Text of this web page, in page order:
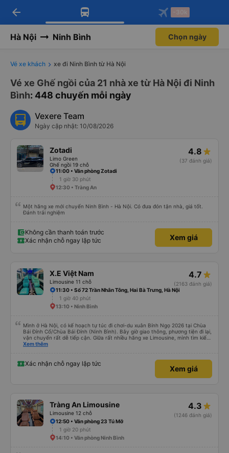
Tải app Vexere ngay!
Nhận ưu đãi thành viên độc
Mở app
Tải app Vexere
-30k/ghế khi đặt vé máy bay qua
Mở app
arrow_back -30k
Hà Nội Ninh Bình Chọn ngày
Vé xe khách xe đi Ninh Bình từ Hà Nội
Vé xe Ghế ngồi của 21 nhà xe từ Hà Nội đi Ninh
Bình: 448 chuyến mỗi ngày
Vexere Team
Ngày cập nhật: 10/08/2026
Zotadi
Limo Green
Ghế ngồi 19 chỗ
4.8
(37 đánh giá)
11:00 • Văn phòng Zotadi
1 giờ 30 phút
12:30 • Tràng An
Một hãng xe mới chuyến Ninh Bình - Hà Nội. Có đưa đón tận nhà, giá tốt.
Đánh trải nghiệm
Không cần thanh toán trước
Xác nhận chỗ ngay lập tức
Xem giá
X.E Việt Nam
Limousine 11 chỗ
4.7
(2163 đánh giá)
11:30 • Số 72 Trần Nhân Tông, Hai Bà Trưng, Hà Nội
1 giờ 40 phút
13:10 • Ninh Bình
Mình ở Hà Nội, có kế hoạch tự túc đi chơi-du xuân Bính Ngọ 2026 tại Chùa
Bái Đính Cổ/Chùa Bái Đính (Ninh Bình). Bây giờ giao thông, phương tiện đi lại,
vận chuyển rất dễ tiếp cận. Giữa rất nhiều hãng xe Limousine, mình tìm kiếm
trên Vexere và chốt được lịch phù hợp với hãng xe X.E Việt Nam. Giá vé lượt
phường Hoa Lư đến Chùa Bái Đính, phường Tây Hoa Lư khoảng cách là
~20km, hãng nhiệt tình đưa đón dù chỉ là 1 người, đưa đón 2 chiều bằng xe
trung chuyển với khoảng cách tổng là 40km mà phí thu thêm chỉ có
Xem thêm
Xác nhận chỗ ngay lập tức
Xem giá
Tràng An Limousine
Limousine 12 chỗ
4.3
(1246 đánh giá)
12:50 • Văn phòng 23 Tú Mỡ
1 giờ 20 phút
14:10 • Văn phòng Ninh Bình